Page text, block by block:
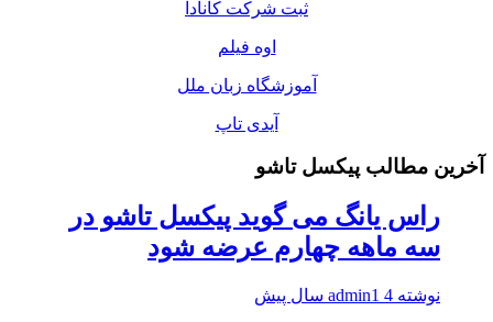
ثبت شرکت کانادا
اوه فیلم
آموزشگاه زبان ملل
آیدی تاپ
آخرین مطالب پیکسل تاشو
راس یانگ می گوید پیکسل تاشو در
سه ماهه چهارم عرضه شود
نوشته admin1 4 سال پیش